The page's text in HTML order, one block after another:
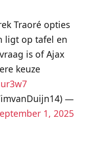
Traoré opties
ligt op tafel en
is of Ajax
keuze
— Tim van Duijn (@TimvanDuijn14)
1, 2025